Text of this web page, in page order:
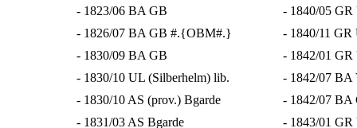
- 1823/06 BA GB
- 1840/05
- 1826/07 BA GB #.{OBM#.}
- 1840/11
- 1830/09 BA GB
- 1842/01
- 1830/10 UL (Silberhelm) lib.
- 1842/07
- 1830/10 AS (prov.) Bgarde
- 1842/07
- 1831/03 AS Bgarde
- 1843/01